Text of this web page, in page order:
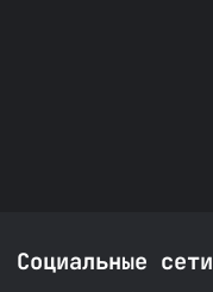
Социальные сети